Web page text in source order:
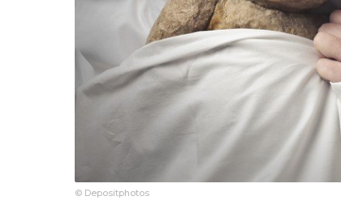
© Depositphotos